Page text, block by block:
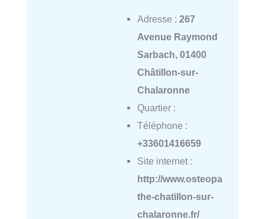
Adresse : 267
Avenue Raymond
Sarbach, 01400
Châtillon-sur-
Chalaronne
Quartier :
Téléphone :
+33601416659
Site internet :
http://www.osteopa
the-chatillon-sur-
chalaronne.fr/